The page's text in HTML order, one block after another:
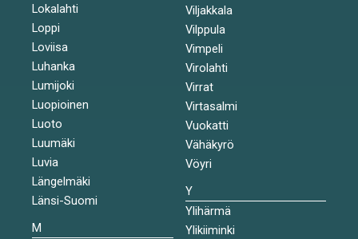
Lokalahti
Loppi
Loviisa
Luhanka
Lumijoki
Luopioinen
Luoto
Luumäki
Luvia
Längelmäki
Länsi-Suomi
M
Viljakkala
Vilppula
Vimpeli
Virolahti
Virrat
Virtasalmi
Vuokatti
Vähäkyrö
Vöyri
Y
Ylihärmä
Ylikiiminki